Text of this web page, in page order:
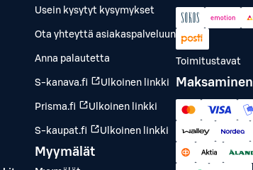
Usein kysytyt kysymykset
Ota yhteyttä asiakaspalveluun
Anna palautetta
S-kanava.fi Ulkoinen linkki
Prisma.fi Ulkoinen linkki
S-kaupat.fi Ulkoinen linkki
Myymälät
Toimitustavat
Maksaminen